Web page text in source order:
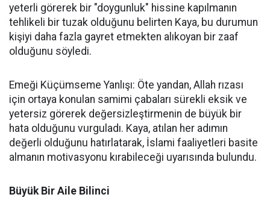
yeterli görerek bir "doygunluk" hissine kapılmanın
tehlikeli bir tuzak olduğunu belirten Kaya, bu durumun
kişiyi daha fazla gayret etmekten alıkoyan bir zaaf
olduğunu söyledi.
Emeği Küçümseme Yanlışı: Öte yandan, Allah rızası
için ortaya konulan samimi çabaları sürekli eksik ve
yetersiz görerek değersizleştirmenin de büyük bir
hata olduğunu vurguladı. Kaya, atılan her adımın
değerli olduğunu hatırlatarak, İslami faaliyetleri basite
almanın motivasyonu kırabileceği uyarısında bulundu.
Büyük Bir Aile Bilinci